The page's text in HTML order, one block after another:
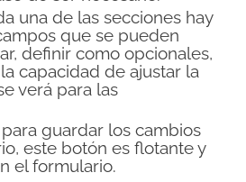
una de las secciones hay
que se pueden
definir como opcionales,
capacidad de ajustar la
verá para las
guardar los cambios
este botón es flotante y
el formulario.